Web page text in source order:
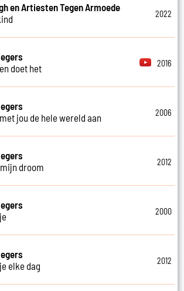
en Artiesten Tegen Armoede
2022
doet het
2016
jou de hele wereld aan
2006
droom
2012
2000
elke dag
2012